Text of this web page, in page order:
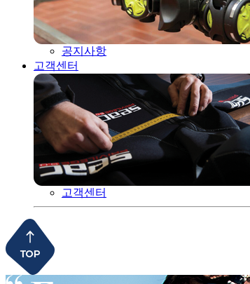
공지사항
고객센터
고객센터